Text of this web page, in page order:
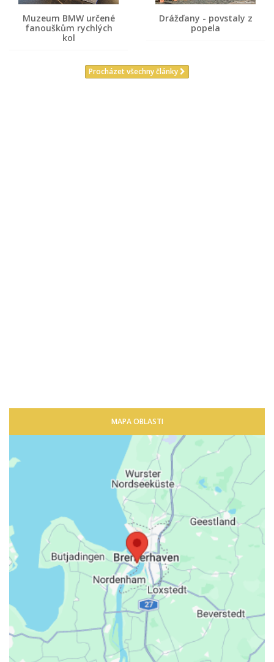
Muzeum BMW určené
fanouškům rychlých
kol
Drážďany - povstaly z
popela
Procházet všechny články
MAPA OBLASTI